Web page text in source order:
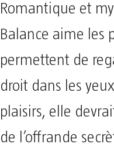
Romantique et
Balance aime les
permettent de
droit dans les
plaisirs, elle
de l’offrande